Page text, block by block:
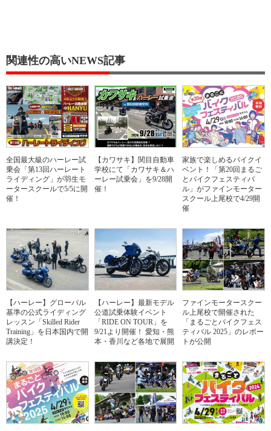
関連性の高いNEWS記事
全国最大級のハーレー試
乗会「第13回ハーレート
ライディング」が羽生モ
ータースクールで5/5に開
催！
【カワサキ】関目自動車
学校にて「カワサキ＆ハ
ーレー試乗会」を9/28開
催！
家族で楽しめるバイクイ
ベント！「第20回まるご
とバイクフェスティバ
ル」がファインモーター
スクール上尾校で4/29開
催
【ハーレー】グローバル
基準の公式ライディング
レッスン「Skilled Rider
Training」を日本国内で開
講決定！
【ハーレー】最新モデル
公道試乗体験イベント
「RIDE ON TOUR」を
9/21より開催！ 愛知・熊
本・香川など各地で展開
ファインモータースクー
ル上尾校で開催された
「まるごとバイクフェス
ティバル 2025」のレポー
トが公開